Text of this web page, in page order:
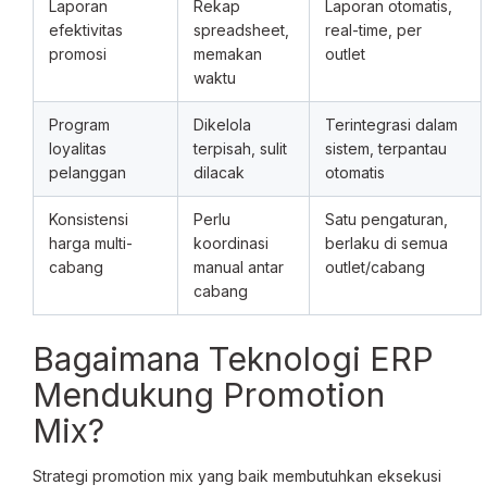
Laporan
efektivitas
promosi
Rekap
spreadsheet,
memakan
waktu
Laporan otomatis,
real-time, per
outlet
Program
loyalitas
pelanggan
Dikelola
terpisah, sulit
dilacak
Terintegrasi dalam
sistem, terpantau
otomatis
Konsistensi
harga multi-
cabang
Perlu
koordinasi
manual antar
cabang
Satu pengaturan,
berlaku di semua
outlet/cabang
Bagaimana Teknologi ERP
Mendukung Promotion
Mix?
Strategi promotion mix yang baik membutuhkan eksekusi